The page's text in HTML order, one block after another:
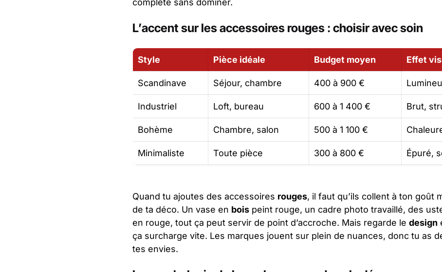
complète sans dominer.
L’accent sur les accessoires rouges : choisir avec soin
Style Pièce idéale Budget moyen Effet
Scandinave Séjour, chambre 400 à 900 €
Industriel Loft, bureau 600 à 1 400 € Brut,
Bohème Chambre, salon 500 à 1 100 €
Minimaliste Toute pièce 300 à 800 € Épuré,
Quand tu ajoutes des accessoires rouges, il faut qu’ils collent à ton goût
de ta déco. Un vase en bois peint rouge, un cadre photo travaillé, des
en rouge, tout ça peut servir de point d’accroche. Mais regarde le design
ça surcharge vite. Les marques jouent sur plein de nuances, donc tu as
tes envies.